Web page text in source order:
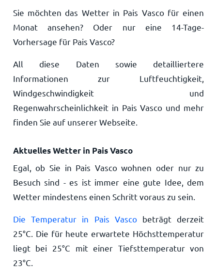
Sie möchten das Wetter in Pais Vasco für einen
Monat ansehen? Oder nur eine 14-Tage-
Vorhersage für Pais Vasco?
All diese Daten sowie detailliertere
Informationen zur Luftfeuchtigkeit,
Windgeschwindigkeit und
Regenwahrscheinlichkeit in Pais Vasco und mehr
finden Sie auf unserer Webseite.
Aktuelles Wetter in Pais Vasco
Egal, ob Sie in Pais Vasco wohnen oder nur zu
Besuch sind - es ist immer eine gute Idee, dem
Wetter mindestens einen Schritt voraus zu sein.
Die Temperatur in Pais Vascobeträgt derzeit
25°C . Die für heute erwartete Höchsttemperatur
liegt bei 25°C mit einer Tiefsttemperatur von
23°C